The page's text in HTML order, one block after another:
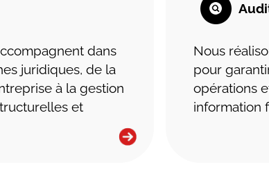
dans
juridiques, de la
à la gestion
et
Nous
pour
opérations
information